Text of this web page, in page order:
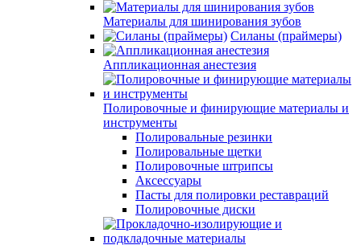
Материалы для шинирования зубов
Силаны (праймеры)
Аппликационная анестезия
Полировочные и финирующие материалы и
инструменты
Полировальные резинки
Полировальные щетки
Полировочные штрипсы
Аксессуары
Пасты для полировки реставраций
Полировочные диски